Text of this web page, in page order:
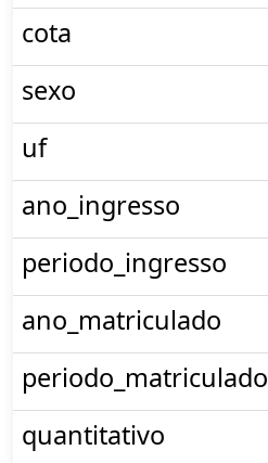
cota
sexo
uf
ano_ingresso
periodo_ingresso
ano_matriculado
periodo_matriculado
quantitativo